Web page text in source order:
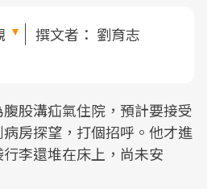
撰文者： 劉育志
股溝疝氣住院，預計要接受
房探望，打個招呼。他才進
李還堆在床上，尚未安